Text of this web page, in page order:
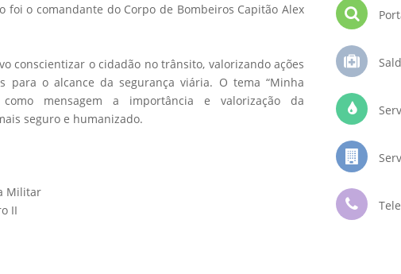
o comandante do Corpo de Bombeiros Capitão Alex
conscientizar o cidadão no trânsito, valorizando ações
o alcance da segurança viária. O tema “Minha
mensagem a importância e valorização da
seguro e humanizado.
Militar
II